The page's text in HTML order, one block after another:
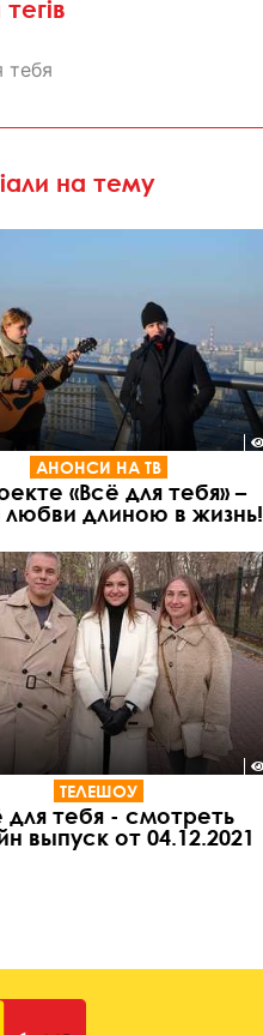
тебя
на тему
АНОНСИ НА ТВ
«Всё для тебя» –
любви длиною в жизнь!
ТЕЛЕШОУ
для тебя - смотреть
выпуск от 04.12.2021